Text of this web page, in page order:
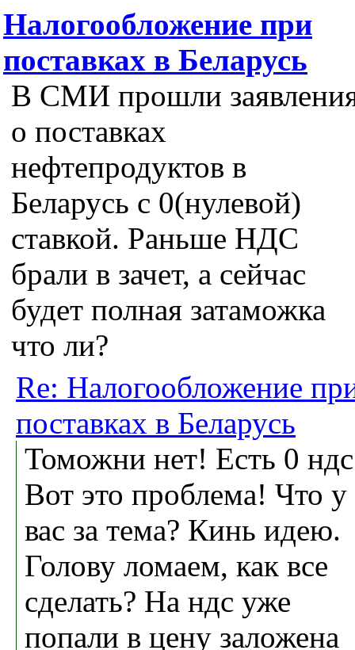
Налогообложение при
поставках в Беларусь
В СМИ прошли
о поставках
нефтепродуктов в
Беларусь с 0(нулевой)
ставкой. Раньше НДС
брали в зачет, а сейчас
будет полная затаможка
что ли?
Re: Налогообложение
поставках в Беларусь
Томожни нет! Есть 0
Вот это проблема! Что у
вас за тема? Кинь идею.
Голову ломаем, как все
сделать? На ндс уже
попали в цену заложена